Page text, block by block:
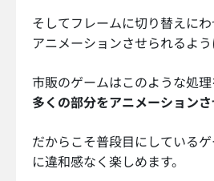
そしてフレームに切り替えに
アニメーションさせられるよう
市販のゲームはこのような処
多くの部分をアニメーション
だからこそ普段目にしている
に違和感なく楽しめます。